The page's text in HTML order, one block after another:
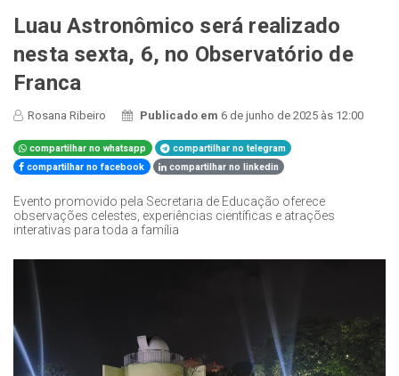
Luau Astronômico será realizado
nesta sexta, 6, no Observatório de
Franca
Rosana Ribeiro Publicado em6 de junho de 2025 às 12:00
compartilhar no whatsapp
compartilhar no telegram
compartilhar no facebook
compartilhar no linkedin
Evento promovido pela Secretaria de Educação oferece
observações celestes, experiências científicas e atrações
interativas para toda a família